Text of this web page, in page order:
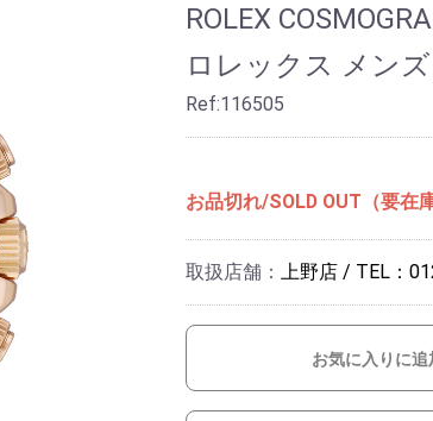
ROLEX
ロレックス メン
Ref:116505
お品切れ/SOLD OUT（要在
取扱店舗： 上野店 / TEL：
お気に入りに追